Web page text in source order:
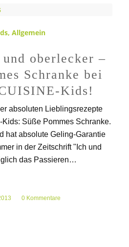
, Allgemein
und oberlecker –
Schranke bei
Kids!
absoluten Lieblingsrezepte
Süße Pommes Schranke.
hat absolute Geling-Garantie
in der Zeitschrift "Ich und
das Passieren…
0 Kommentare